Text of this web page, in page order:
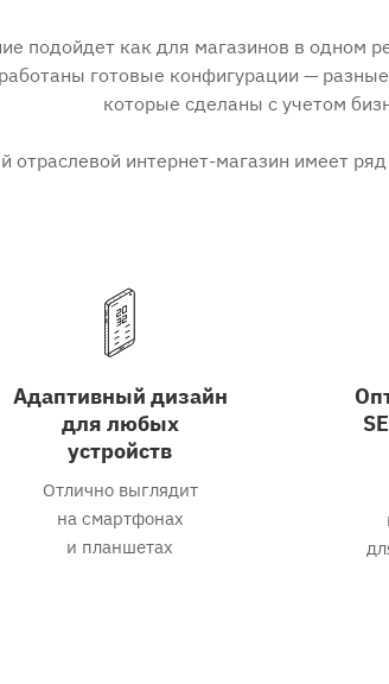
подойдет как для магазинов в одном
готовые конфигурации —
которые сделаны с учетом
отраслевой интернет-магазин имеет
Адаптивный дизайн
для любых
устройств
Отлично выглядит
на смартфонах
и планшетах